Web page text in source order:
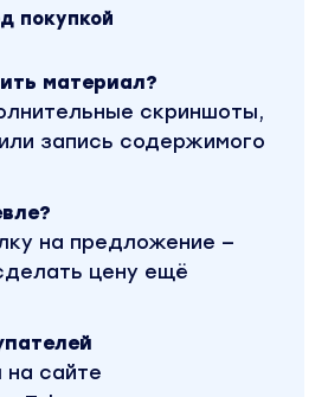
поисковые
целевого трафика.
конкуренции в
видео: 57 минут
быстрая схемы подбора
трафика по запросу
покупкой
материал?
скриншоты,
запись содержимого
на предложение —
цену ещё
на сайте